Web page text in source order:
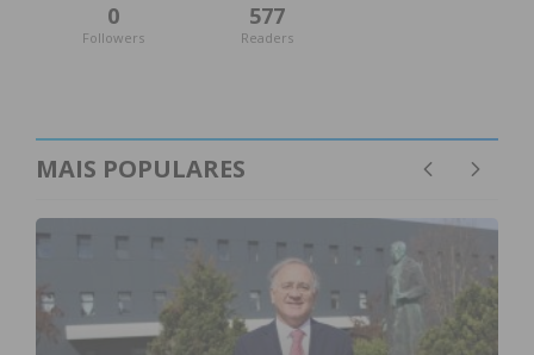
0
Followers
577
Readers
MAIS POPULARES